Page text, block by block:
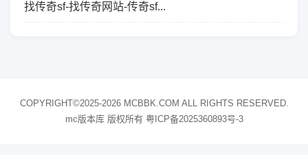
找传奇sf-找传奇网站-传奇sf...
COPYRIGHT©2025-2026 MCBBK.COM ALL RIGHTS RESERVED.
mc版本库 版权所有 粤ICP备2025360893号-3